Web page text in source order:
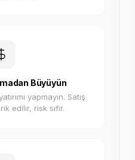
Büyüyün
yapmayın. Satış
edilir, risk sıfır.